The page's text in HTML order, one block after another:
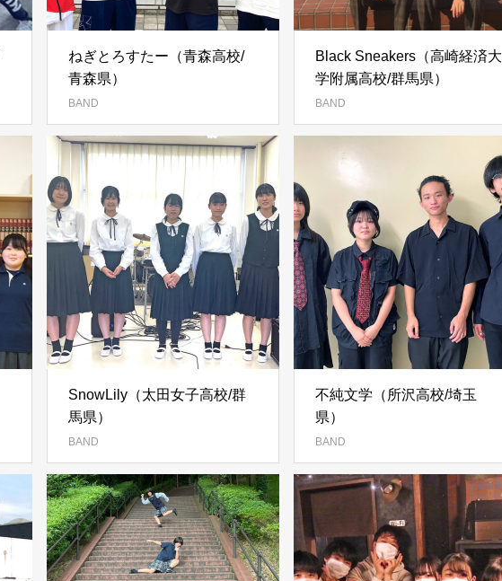
ねぎとろすたー（青森高校/
青森県）
BAND
Black Sneakers（高崎経済大
学附属高校/群馬県）
BAND
SnowLily（太田女子高校/群
馬県）
BAND
不純文学（所沢高校/埼玉
県）
BAND